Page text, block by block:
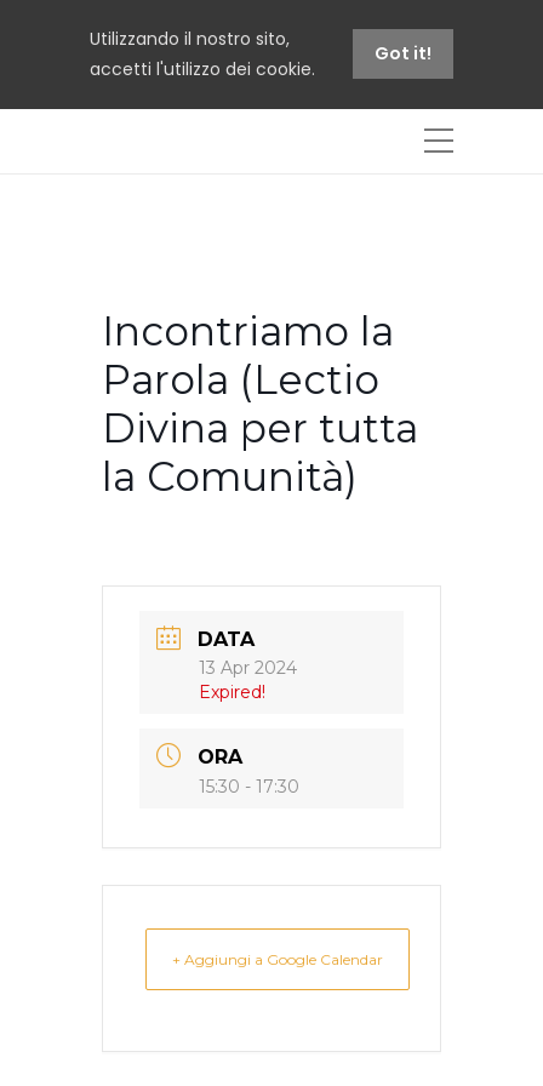
Utilizzando il nostro sito,
accetti l'utilizzo dei cookie.
Got it!
Incontriamo la
Parola (Lectio
Divina per tutta
la Comunità)
DATA
13 Apr 2024
Expired!
ORA
15:30 - 17:30
+ Aggiungi a Google Calendar